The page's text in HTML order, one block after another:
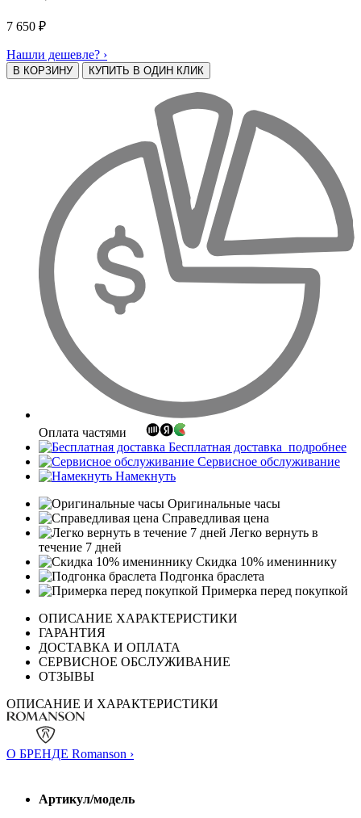
7 650 ₽
Нашли дешевле? ›
В КОРЗИНУ КУПИТЬ В ОДИН КЛИК
Оплата частями
Бесплатная доставка подробнее
Сервисное обслуживание
Намекнуть
Оригинальные часы
Справедливая цена
Легко вернуть в
течение 7 дней
Скидка 10% имениннику
Подгонка браслета
Примерка перед покупкой
ОПИСАНИЕ ХАРАКТЕРИСТИКИ
ГАРАНТИЯ
ДОСТАВКА И ОПЛАТА
СЕРВИСНОЕ ОБСЛУЖИВАНИЕ
ОТЗЫВЫ
ОПИСАНИЕ И ХАРАКТЕРИСТИКИ
О БРЕНДЕ Romanson ›
Артикул/модель